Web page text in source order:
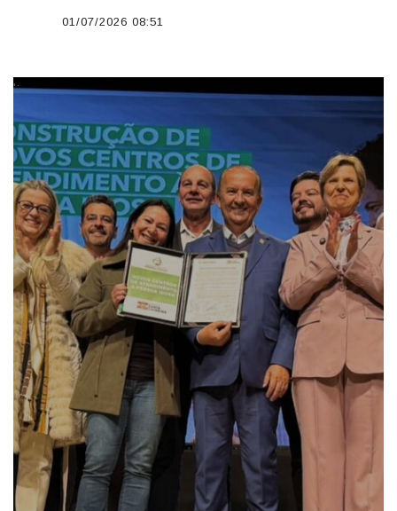
01/07/2026 08:51
';